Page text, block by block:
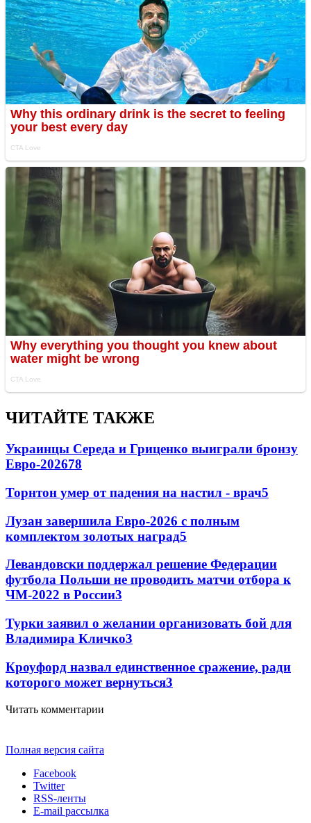
ЧИТАЙТЕ ТАКЖЕ
Украинцы Середа и Гриценко выиграли бронзу
Евро-202678
Торнтон умер от падения на настил - врач5
Лузан завершила Евро-2026 с полным
комплектом золотых наград5
Левандовски поддержал решение Федерации
футбола Польши не проводить матчи отбора к
ЧМ-2022 в России3
Турки заявил о желании организовать бой для
Владимира Кличко3
Кроуфорд назвал единственное сражение, ради
которого может вернуться3
Читать комментарии
Полная версия сайта
Facebook
Twitter
RSS-ленты
E-mail рассылка